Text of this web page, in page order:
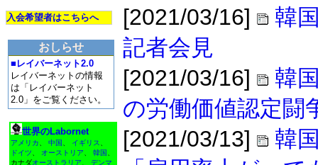
入会希望者はこちらへ
おしらせ
■レイバーネット2.0
レイバーネットの情報
は「レイバーネット
2.0」をご覧ください。
世界のLabornet
アメリカ 中国 イギリス
ドイツ
オーストリア 韓国
カナダオーストラリア
デンマ
[2021/03/16]
韓
記者会見
[2021/03/16]
韓
の労働価値認定闘
[2021/03/13]
韓